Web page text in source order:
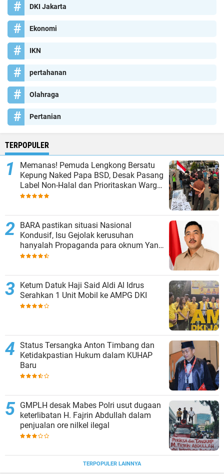
DKI Jakarta
Ekonomi
IKN
pertahanan
Olahraga
Pertanian
TERPOPULER
Memanas! Pemuda Lengkong Bersatu
Kepung Naked Papa BSD, Desak Pasang
Label Non-Halal dan Prioritaskan Warga
Lokal
BARA pastikan situasi Nasional
Kondusif, Isu Gejolak kerusuhan
hanyalah Propaganda para oknum Yang
tidak cinta NKRI!!!
Ketum Datuk Haji Said Aldi Al Idrus
Serahkan 1 Unit Mobil ke AMPG DKI
Status Tersangka Anton Timbang dan
Ketidakpastian Hukum dalam KUHAP
Baru
GMPLH desak Mabes Polri usut dugaan
keterlibatan H. Fajrin Abdullah dalam
penjualan ore nilkel ilegal
TERPOPULER LAINNYA